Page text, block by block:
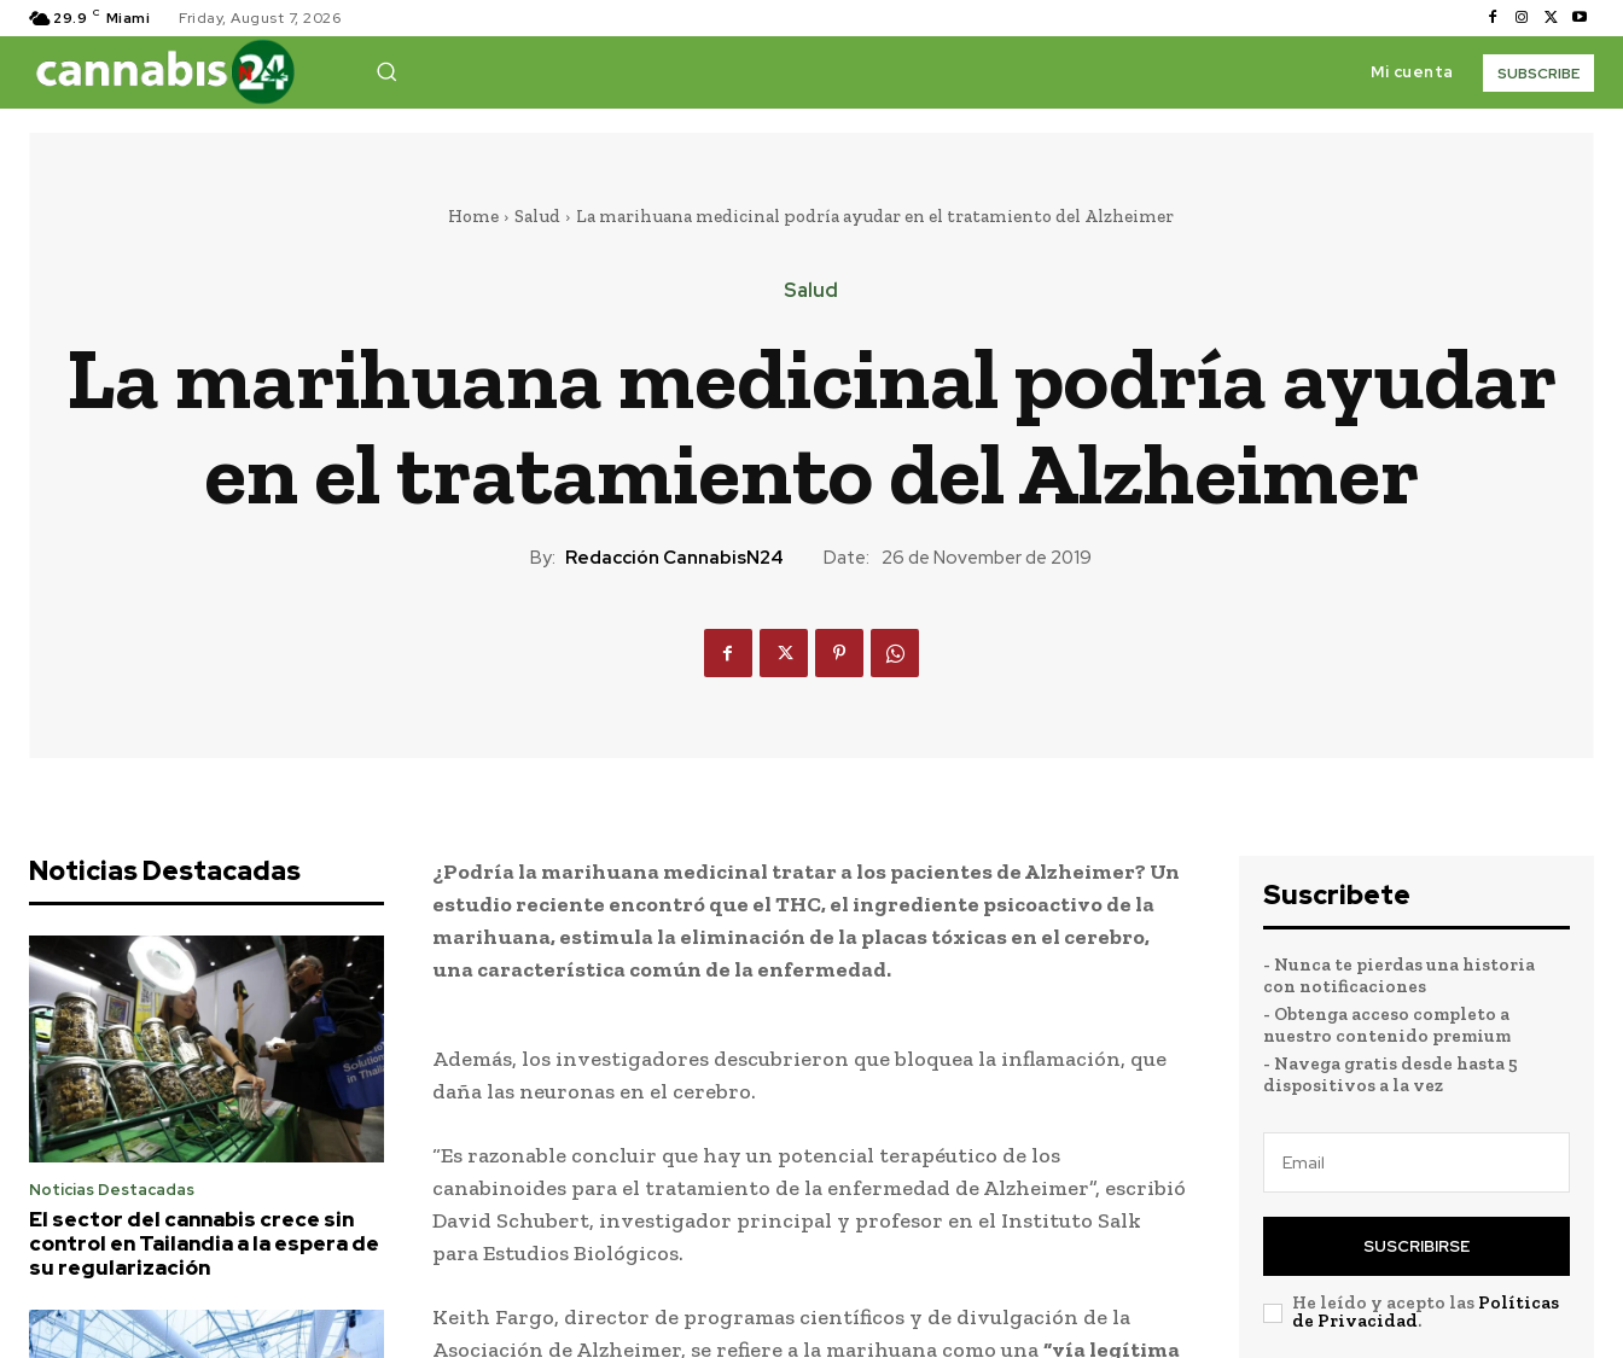
29.9 C Miami Friday, August 7, 2026
Mi cuenta SUBSCRIBE
Home Salud La marihuana medicinal podría ayudar en el tratamiento del Alzheimer
Salud
La marihuana medicinal podría ayudar
en el tratamiento del Alzheimer
By: Redacción CannabisN24 Date: 26 de November de 2019
Noticias Destacadas
Noticias Destacadas
El sector del cannabis crece sin
control en Tailandia a la espera de
su regularización
¿Podría la marihuana medicinal tratar a los pacientes de Alzheimer? Un
estudio reciente encontró que el THC, el ingrediente psicoactivo de la
marihuana, estimula la eliminación de la placas tóxicas en el cerebro,
una característica común de la enfermedad.
Además, los investigadores descubrieron que bloquea la inflamación, que
daña las neuronas en el cerebro.
“Es razonable concluir que hay un potencial terapéutico de los
canabinoides para el tratamiento de la enfermedad de Alzheimer”, escribió
David Schubert, investigador principal y profesor en el Instituto Salk
para Estudios Biológicos.
Keith Fargo, director de programas científicos y de divulgación de la
Asociación de Alzheimer, se refiere a la marihuana como una“vía legítima
Suscribete
- Nunca te pierdas una historia
con notificaciones
- Obtenga acceso completo a
nuestro contenido premium
- Navega gratis desde hasta 5
dispositivos a la vez
SUSCRIBIRSE
He leído y acepto las Políticas
de Privacidad.